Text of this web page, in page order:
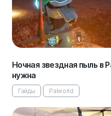
Ночная звездная пыль в
нужна
Гайды Palworld